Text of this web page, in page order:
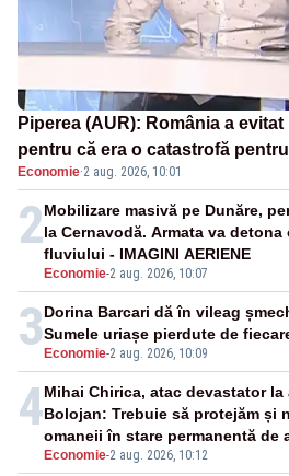
Piperea (AUR): România a
pentru că era o catastrofă
pensii
Economie·2 aug. 2026, 10:01
2
Economie-2 aug. 2026, 10:07
Mobilizare masivă pe Dunăre,
la Cernavodă. Armata va
fluviului - IMAGINI AERIENE
3 Economie-2 aug. 2026, 10:09
Dorina Barcari dă în vileag
Sumele uriașe pierdute de
4
Economie-2 aug. 2026, 10:12
Mihai Chirica, atac devastator
Bolojan: Trebuie să protejăm și
omaneii în stare permanentă de